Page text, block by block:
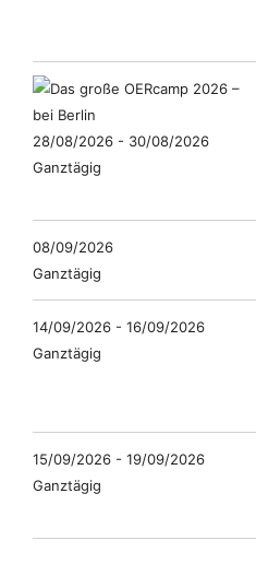
28/08/2026 - 30/08/2026
Ganztägig
08/09/2026
Ganztägig
14/09/2026 - 16/09/2026
Ganztägig
15/09/2026 - 19/09/2026
Ganztägig